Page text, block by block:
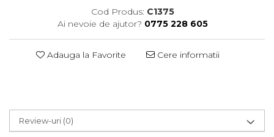
Cod Produs: C1375
Ai nevoie de ajutor? 0775 228 605
Adauga la Favorite Cere informatii
Review-uri (0)